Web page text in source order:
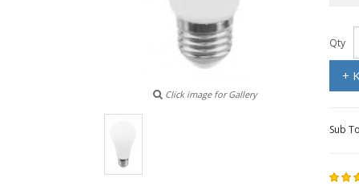
Click image for Gallery
Qty
+
Sub